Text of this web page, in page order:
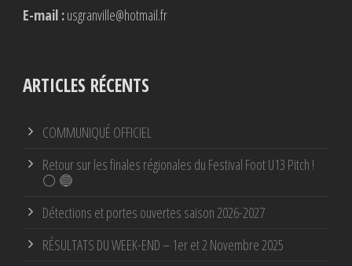
E-mail :usgranville@hotmail.fr
ARTICLES RÉCENTS
COMMUNIQUÉ OFFICIEL
Retour sur les finales régionales du Festival Foot U13 Pitch !
⚪ 🔵
Détections et portes ouvertes saison 2026-2027
RÉSULTATS DU WEEK-END – 1er et 2 Novembre 2025